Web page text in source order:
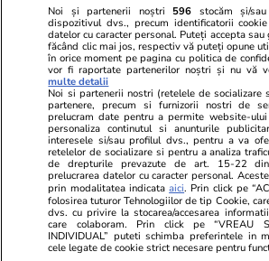
Viva.ro
Ce s-a aflat despre prima soție a lui
Manda i-a suprins pe toți! Dar mai ales
făcut de Olguța pentru mama copilului
soțului e chiar cir...
Noi și partenerii noștri 596 stocăm și/
dispozitivul dvs., precum identificatorii
datelor cu caracter personal. Puteți accepta
făcând clic mai jos, respectiv vă puteți opune
în orice moment pe pagina cu politica de
vor fi raportate partenerilor noștri și nu vă
multe detalii
Noi si partenerii nostri (retelele de
partenere, precum si furnizorii nostri de
prelucram date pentru a permite website-
personaliza continutul si anunturile
interesele si/sau profilul dvs., pentru a va
retelelor de socializare si pentru a analiza
de drepturile prevazute de art. 15-22
prelucrarea datelor cu caracter personal.
prin modalitatea indicataaici. Prin click pe
folosirea tuturor Tehnologiilor de tip Cookie,
dvs. cu privire la stocarea/accesarea
care colaboram. Prin click pe “VREAU
INDIVIDUAL” puteti schimba preferintele in
cele legate de cookie strict necesare pentru